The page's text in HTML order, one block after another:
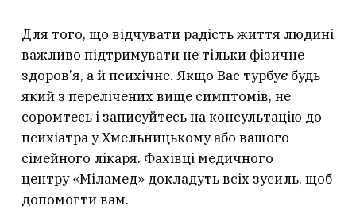
Для того, що відчувати радість життя людині
важливо підтримувати не тільки фізичне
здоров’я, а й психічне. Якщо Вас турбує будь-
який з перелічених вище симптомів, не
соромтесь і записуйтесь на консультацію до
психіатра у Хмельницькому або вашого
сімейного лікаря. Фахівці медичного
центру «Міламед» докладуть всіх зусиль, щоб
допомогти вам.